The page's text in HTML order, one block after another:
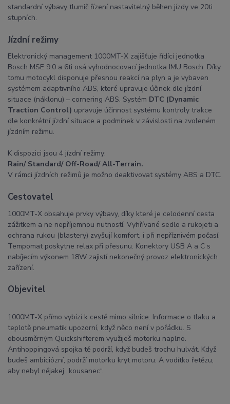
standardní výbavy tlumič řízení nastavitelný běhen jízdy ve 20ti
stupních.
Jízdní režimy
Elektronický management 1000MT-X zajišťuje řídící jednotka
Bosch MSE 9.0 a 6ti osá vyhodnocovací jednotka IMU Bosch. Díky
tomu motocykl disponuje přesnou reakcí na plyn a je vybaven
systémem adaptivního ABS, které upravuje účinek dle jízdní
situace (náklonu) – cornering ABS. Systém DTC (Dynamic
Traction Control) upravuje účinnost systému kontroly trakce
dle konkrétní jízdní situace a podmínek v závislosti na zvoleném
jízdním režimu.
K dispozici jsou 4 jízdní režimy:
Rain/ Standard/ Off-Road/ All-Terrain.
V rámci jízdních režimů je možno deaktivovat systémy ABS a DTC.
Cestovatel
1000MT-X obsahuje prvky výbavy, díky které je celodenní cesta
zážitkem a ne nepříjemnou nutností. Vyhřívané sedlo a rukojeti a
ochrana rukou (blastery) zvyšují komfort, i při nepříznivém počasí.
Tempomat poskytne relax při přesunu. Konektory USB A a C s
nabíjecím výkonem 18W zajistí nekonečný provoz elektronických
zařízení.
Objevitel
1000MT-X přímo vybízí k cestě mimo silnice. Informace o tlaku a
teplotě pneumatik upozorní, když něco není v pořádku. S
obousměrným Quickshifterem využiješ motorku naplno.
Antihoppingová spojka tě podrží, když budeš trochu hulvát. Když
budeš ambiciózní, podrží motorku kryt motoru. A vodítko řetězu,
aby nebyl nějakej „kousanec“.